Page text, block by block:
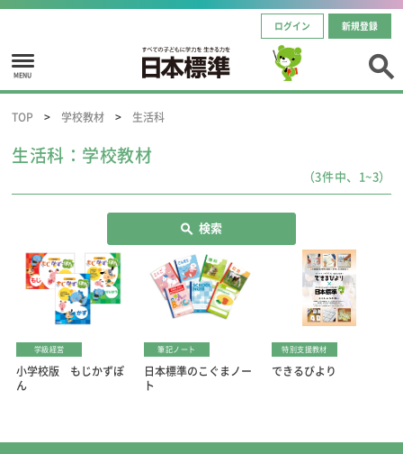
ログイン 新規登録
MENU
TOP 学校教材 生活科
生活科：学校教材
（3件中、1~3）
検索
学級経営
小学校版 もじかずぽ
ん
筆記ノート
日本標準のこぐまノー
ト
特別支援教材
できるびより